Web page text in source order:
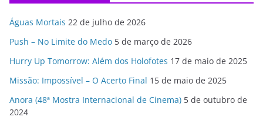
Águas Mortais 22 de julho de 2026
Push – No Limite do Medo 5 de março de 2026
Hurry Up Tomorrow: Além dos Holofotes 17 de maio de 2025
Missão: Impossível – O Acerto Final 15 de maio de 2025
Anora (48ª Mostra Internacional de Cinema) 5 de outubro de
2024